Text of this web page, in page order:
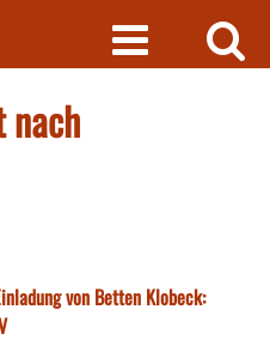
nach
von Betten Klobeck: